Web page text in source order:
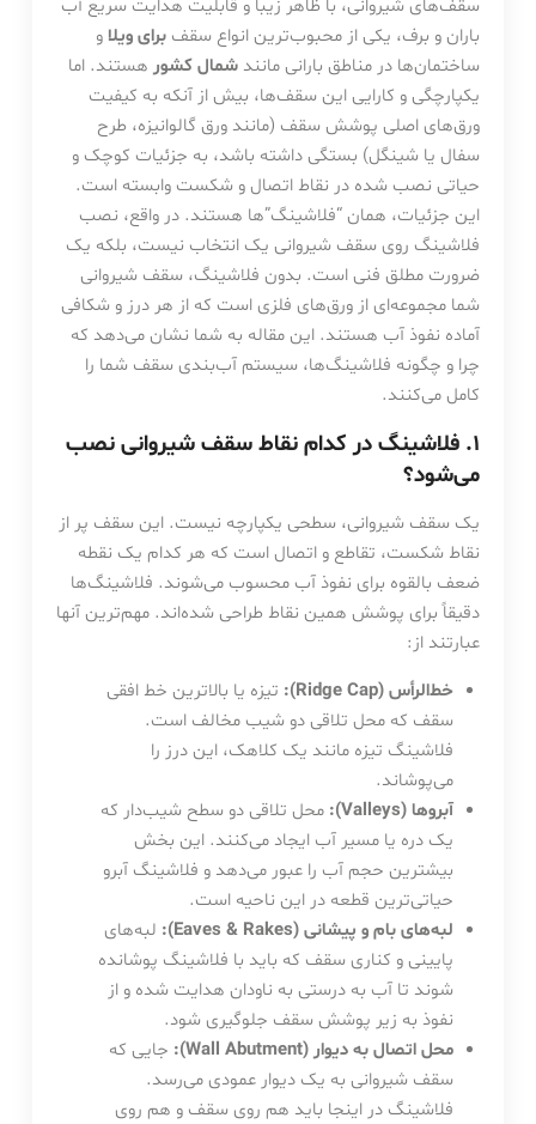
سقف‌های شیروانی، با ظاهر زیبا و قابلیت هدایت سریع آب
باران و برف، یکی از محبوب‌ترین انواع سقف برای ویلا و
ساختمان‌ها در مناطق بارانی مانند شمال کشورهستند. اما
یکپارچگی و کارایی این سقف‌ها، بیش از آنکه به کیفیت
ورق‌های اصلی پوشش سقف (مانند ورق گالوانیزه، طرح
سفال یا شینگل) بستگی داشته باشد، به جزئیات کوچک و
حیاتی نصب شده در نقاط اتصال و شکست وابسته است.
این جزئیات، همان “فلاشینگ”‌ها هستند. در واقع، نصب
فلاشینگ روی سقف شیروانی یک انتخاب نیست، بلکه یک
ضرورت مطلق فنی است. بدون فلاشینگ، سقف شیروانی
شما مجموعه‌ای از ورق‌های فلزی است که از هر درز و شکافی
آماده نفوذ آب هستند. این مقاله به شما نشان می‌دهد که
چرا و چگونه فلاشینگ‌ها، سیستم آب‌بندی سقف شما را
کامل می‌کنند.
۱. فلاشینگ در کدام نقاط سقف شیروانی نصب
می‌شود؟
یک سقف شیروانی، سطحی یکپارچه نیست. این سقف پر از
نقاط شکست، تقاطع و اتصال است که هر کدام یک نقطه
ضعف بالقوه برای نفوذ آب محسوب می‌شوند. فلاشینگ‌ها
دقیقاً برای پوشش همین نقاط طراحی شده‌اند. مهم‌ترین آنها
عبارتند از:
خط‌الرأس (Ridge Cap):
تیزه یا بالاترین خط افقی
سقف که محل تلاقی دو شیب مخالف است.
فلاشینگ تیزه مانند یک کلاهک، این درز را
می‌پوشاند.
آبروها (Valleys):
محل تلاقی دو سطح شیب‌دار که
یک دره یا مسیر آب ایجاد می‌کنند. این بخش
بیشترین حجم آب را عبور می‌دهد و فلاشینگ آبرو
حیاتی‌ترین قطعه در این ناحیه است.
لبه‌های بام و پیشانی (Eaves & Rakes):
لبه‌های
پایینی و کناری سقف که باید با فلاشینگ پوشانده
شوند تا آب به درستی به ناودان هدایت شده و از
نفوذ به زیر پوشش سقف جلوگیری شود.
محل اتصال به دیوار (Wall Abutment):
جایی که
سقف شیروانی به یک دیوار عمودی می‌رسد.
فلاشینگ در اینجا باید هم روی سقف و هم روی